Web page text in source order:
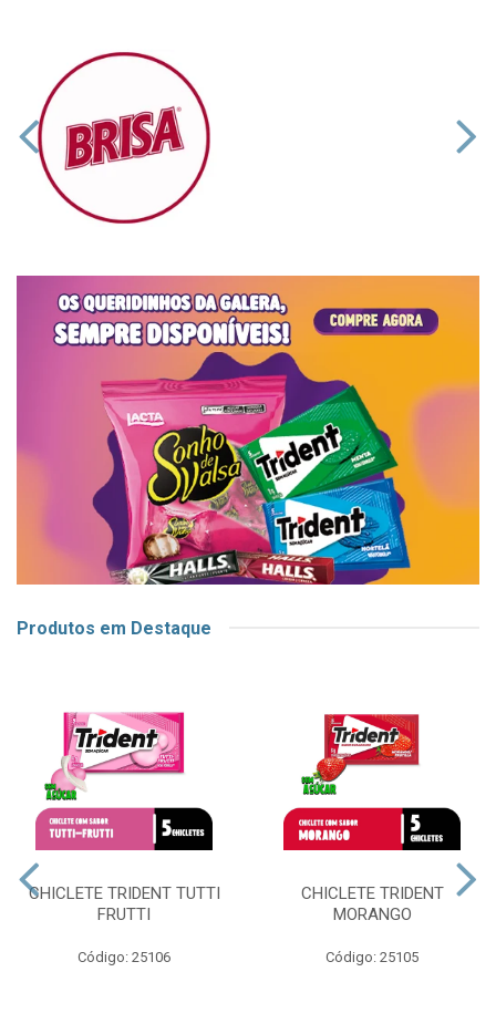
Produtos em Destaque
CHICLETE TRIDENT TUTTI
FRUTTI
Código: 25106
CHICLETE TRIDENT
MORANGO
Código: 25105